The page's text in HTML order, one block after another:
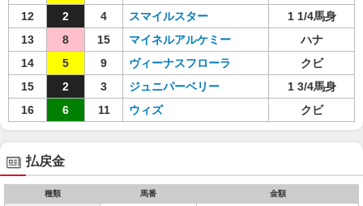
12
2 4 スマイルスター
1 1/4馬身
13
8 15 マイネルアルケミー
ハナ
14
5 9 ヴィーナスフローラ
クビ
15
2 3 ジュニパーベリー
1 3/4馬身
16
6 11 ウィズ クビ
払戻金
種類 馬番 金額